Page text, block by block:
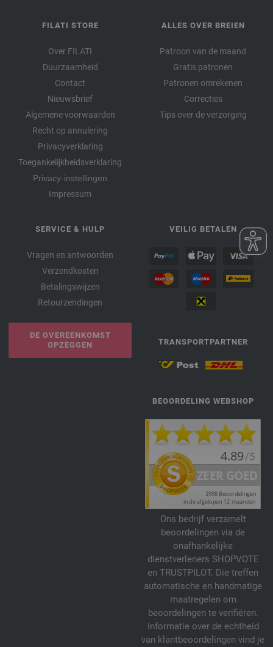
FILATI STORE
Over FILATI
Duurzaamheid
Contact
Nieuwsbrief
Algemene voorwaarden
Recht op annulering
Privacyverklaring
Toegankelijkheidsverklaring
Privacy-instellingen
Impressum
ALLES OVER BREIEN
Patroon van de maand
Gratis patronen
Patronen omrekenen
Correcties
Tips over de verzorging
SERVICE & HULP
Vragen en antwoorden
Verzendkosten
Betalingswijzen
Retourzendingen
DE OVEREENKOMST
OPZEGGEN
VEILIG BETALEN
TRANSPORTPARTNER
BEOORDELING WEBSHOP
Ons bedrijf verzamelt
beoordelingen via de
onafhankelijke
dienstverleners SHOPVOTE
en TRUSTPILOT. Die treffen
automatische en handmatige
maatregelen om
beoordelingen te verifiëren.
Informatie over de echtheid
van klantbeoordelingen vind je